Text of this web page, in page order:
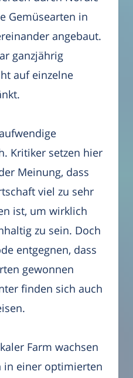
Gemüsearten in
angebaut.
ganzjährig
auf einzelne
Kritiker setzen hier
Meinung, dass
viel zu sehr
ist, um wirklich
zu sein. Doch
entgegnen, dass
gewonnen
finden sich auch
Farm wachsen
in einer optimierten